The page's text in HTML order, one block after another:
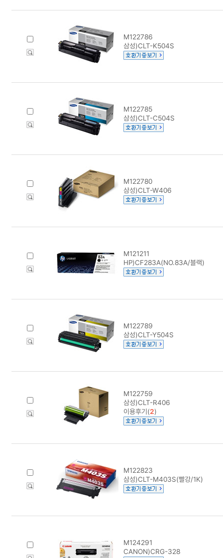
M122786
삼성)CLT-K504S
M122785
삼성)CLT-C504S
M122780
삼성)CLT-W406
M121211
HP)CF283A(NO.83A/블랙)
M122789
삼성)CLT-Y504S
M122759
삼성)CLT-R406
이용후기(2)
M122823
삼성)CLT-M403S(빨강/1K)
M124291
CANON)CRG-328